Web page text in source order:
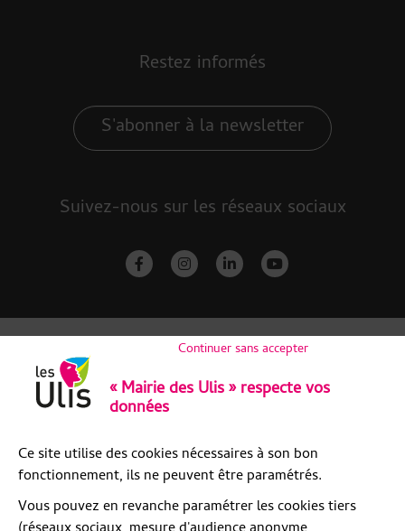
« Mairie des Ulis » respecte vos
données
Ce site utilise des cookies nécessaires à son bon
fonctionnement, ils ne peuvent être paramétrés.
Vous pouvez en revanche paramétrer les cookies tiers
Continuer sans accepter
Restez informés
S'abonner à la newsletter
Suivez-nous sur les réseaux sociaux
facebook-finstagramlinkedin-inyoutube